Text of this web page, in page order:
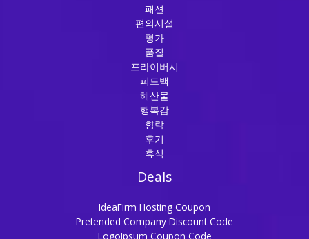
패션
편의시설
평가
품질
프라이버시
피드백
해산물
행복감
향락
후기
휴식
Deals
IdeaFirm Hosting Coupon
Pretended Company Discount Code
LogoIpsum Coupon Code